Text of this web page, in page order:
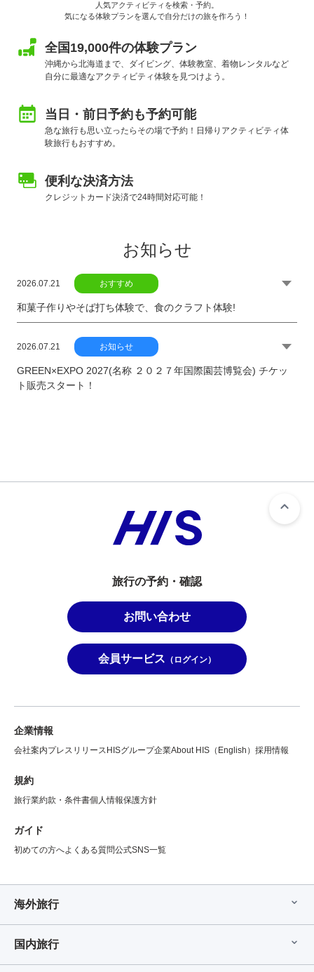
人気アクティビティを検索・予約。
気になる体験プランを選んで自分だけの旅を作ろう！
全国19,000件の体験プラン
沖縄から北海道まで、ダイビング、体験教室、着物レンタルなど
自分に最適なアクティビティ体験を見つけよう。
当日・前日予約も予約可能
急な旅行も思い立ったらその場で予約！日帰りアクティビティ体
験旅行もおすすめ。
便利な決済方法
クレジットカード決済で24時間対応可能！
お知らせ
2026.07.21 おすすめ
和菓子作りやそば打ち体験で、食のクラフト体験!
2026.07.21 お知らせ
GREEN×EXPO 2027(名称 ２０２７年国際園芸博覧会) チケッ
ト販売スタート！
旅行の予約・確認
お問い合わせ
会員サービス （ログイン）
企業情報
会社案内プレスリリース HISグループ企業About HIS（English） 採用情報
規約
旅行業約款・条件書個人情報保護方針
ガイド
初めての方へよくある質問公式SNS一覧
海外旅行
国内旅行